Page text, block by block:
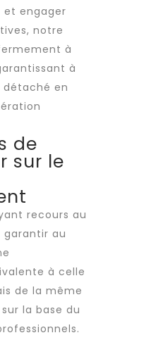
et engager
notre
à
à
détaché en
de
sur le
recours au
au
à celle
de la même
la base du